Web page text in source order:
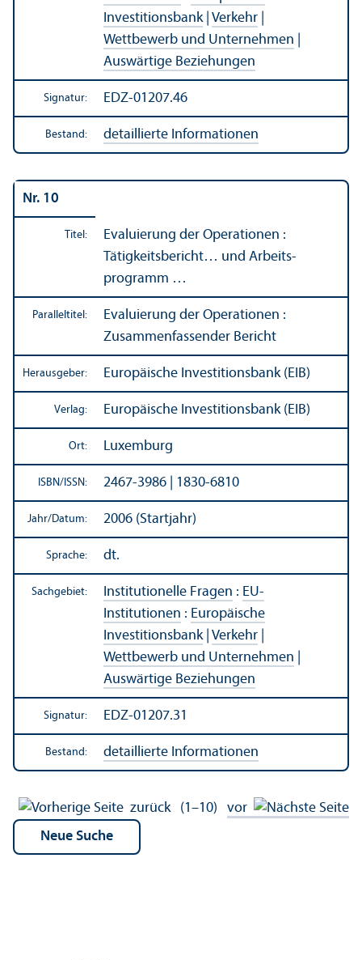
Investitions­bank| Verkehr
Wettbewerb und Unter­nehmen
Auswärtige Beziehungen
Signatur: EDZ-01207.46
Bestand: detaillierte Informationen
Nr. 10
Titel:
Evaluierung der Operationen :
Tätigkeits­bericht… und Arbeits­
programm …
Paralleltitel:
Evaluierung der Operationen :
Zusammenfassender Bericht
Herausgeber: Europäische Investitions­bank (EIB)
Verlag: Europäische Investitions­bank (EIB)
Ort: Luxemburg
ISBN/ ISSN: 2467-3986 | 1830-6810
Jahr/Datum: 2006 (Startjahr)
Sprache: dt.
Sachgebiet: Institutionelle Fragen : EU-
Institutionen : Europäische
Investitions­bank| Verkehr
Wettbewerb und Unter­nehmen
Auswärtige Beziehungen
Signatur: EDZ-01207.31
Bestand: detaillierte Informationen
zurück (1–10) vor